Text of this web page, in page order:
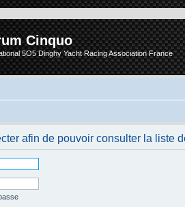
Cinquo
5O5 Dinghy Yacht Racing Association France
afin de pouvoir consulter la liste